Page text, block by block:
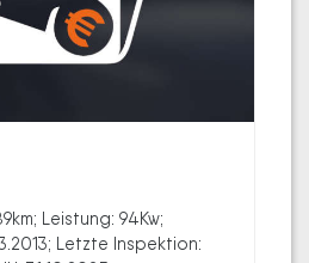
Leistung: 94Kw;
Letzte Inspektion: